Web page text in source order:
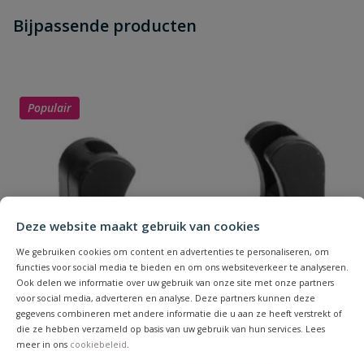
Deze website maakt gebruik van cookies
We gebruiken cookies om content en advertenties te personaliseren, om
functies voor social media te bieden en om ons websiteverkeer te analyseren.
Ook delen we informatie over uw gebruik van onze site met onze partners
voor social media, adverteren en analyse. Deze partners kunnen deze
gegevens combineren met andere informatie die u aan ze heeft verstrekt of
die ze hebben verzameld op basis van uw gebruik van hun services. Lees
meer in ons cookiebeleid.
dit product?
Schrijf zelf een beoordeling
Uw waardering:
Naam
Samenvatting
Bijpassende producten
Populair